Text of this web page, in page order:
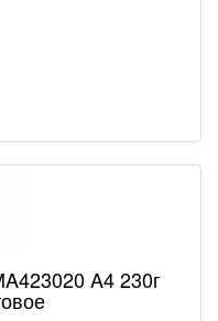
A4 230г